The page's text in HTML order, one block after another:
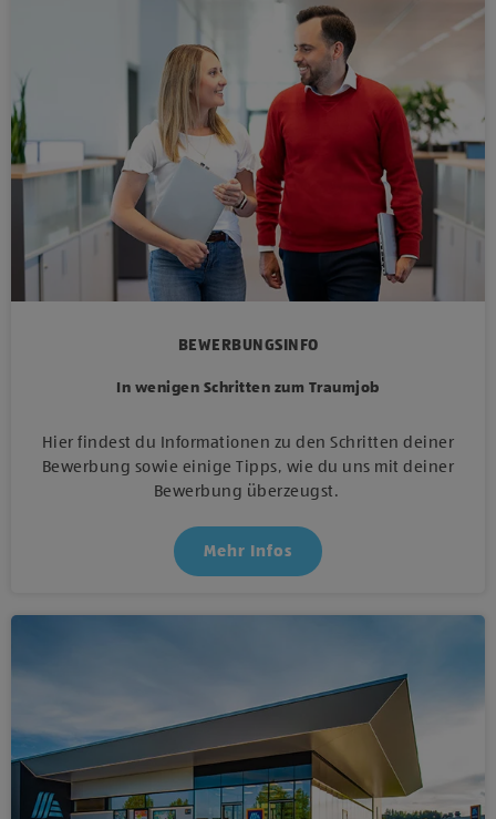
BEWERBUNGSINFO
In wenigen Schritten zum Traumjob
Hier findest du Informationen zu den Schritten deiner
Bewerbung sowie einige Tipps, wie du uns mit deiner
Bewerbung überzeugst.
Mehr Infos